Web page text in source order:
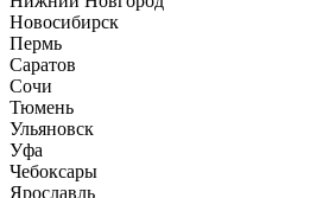
Новосибирск
Пермь
Саратов
Сочи
Тюмень
Ульяновск
Уфа
Чебоксары
Ярославль